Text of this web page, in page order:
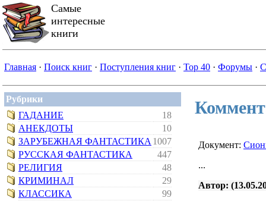
Самые
интересные
книги
Главная · Поиск книг · Поступления книг · Top 40 · Форумы ·
Рубрики
ГАДАНИЕ
18
АНЕКДОТЫ
10
ЗАРУБЕЖНАЯ ФАНТАСТИКА 1007
РУССКАЯ ФАНТАСТИКА
447
РЕЛИГИЯ
48
КРИМИНАЛ
29
КЛАССИКА
99
Документ:
...
Автор: